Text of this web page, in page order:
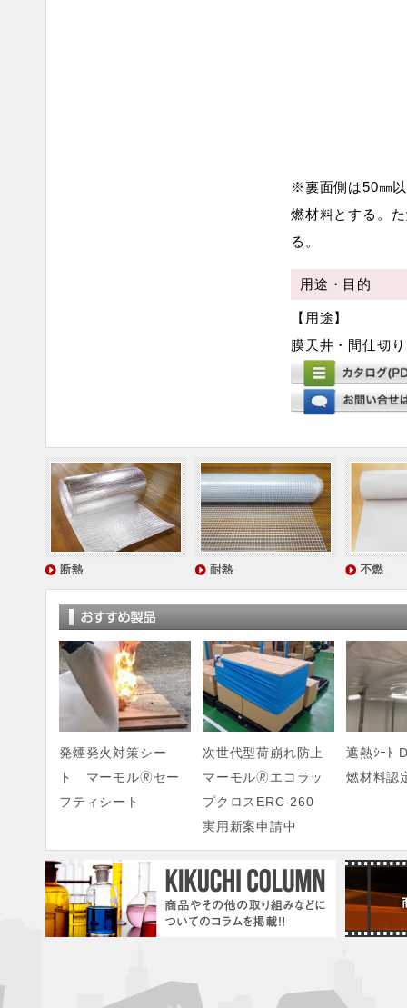
※裏面側は50㎜
燃材料とする。
る。
用途・目的
【用途】
膜天井・間仕切
発煙発火対策シー
ト マーモル🄬セー
フティシート
次世代型荷崩れ防止
マーモル🄬エコラッ
プクロスERC-260
実用新案申請中
遮熱ｼｰﾄ
燃材料認